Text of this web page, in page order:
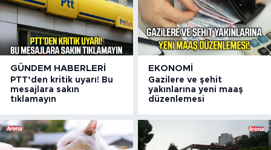
GÜNDEM HABERLERI
PTT’den kritik uyarı! Bu
mesajlara sakın
tıklamayın
EKONOMI
Gazilere ve şehit
yakınlarına yeni maaş
düzenlemesi